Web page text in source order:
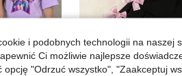
i podobnych technologii na naszej
Ci możliwie najlepsze
opcję "Odrzuć wszystko", "Zaakceptuj